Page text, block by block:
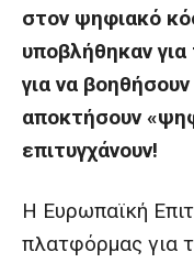
στον ψηφιακό
υποβλήθηκαν για
για να
αποκτήσουν
επιτυγχάνουν!
Η Ευρωπαϊκή
πλατφόρμας για